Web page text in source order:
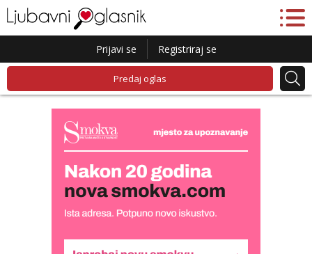
Prijavi se Registriraj se
Predaj oglas